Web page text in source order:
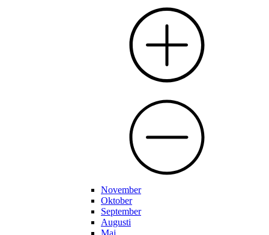
November
Oktober
September
Augusti
Maj